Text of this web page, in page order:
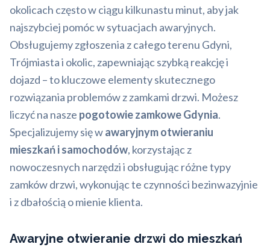
okolicach często w ciągu kilkunastu minut, aby jak
najszybciej pomóc w sytuacjach awaryjnych.
Obsługujemy zgłoszenia z całego terenu Gdyni,
Trójmiasta i okolic, zapewniając szybką reakcję i
dojazd – to kluczowe elementy skutecznego
rozwiązania problemów z zamkami drzwi. Możesz
liczyć na nasze pogotowie zamkowe Gdynia.
Specjalizujemy się wawaryjnym otwieraniu
mieszkań i samochodów, korzystając z
nowoczesnych narzędzi i obsługując różne typy
zamków drzwi, wykonując te czynności bezinwazyjnie
i z dbałością o mienie klienta.
Awaryjne otwieranie drzwi do mieszkań